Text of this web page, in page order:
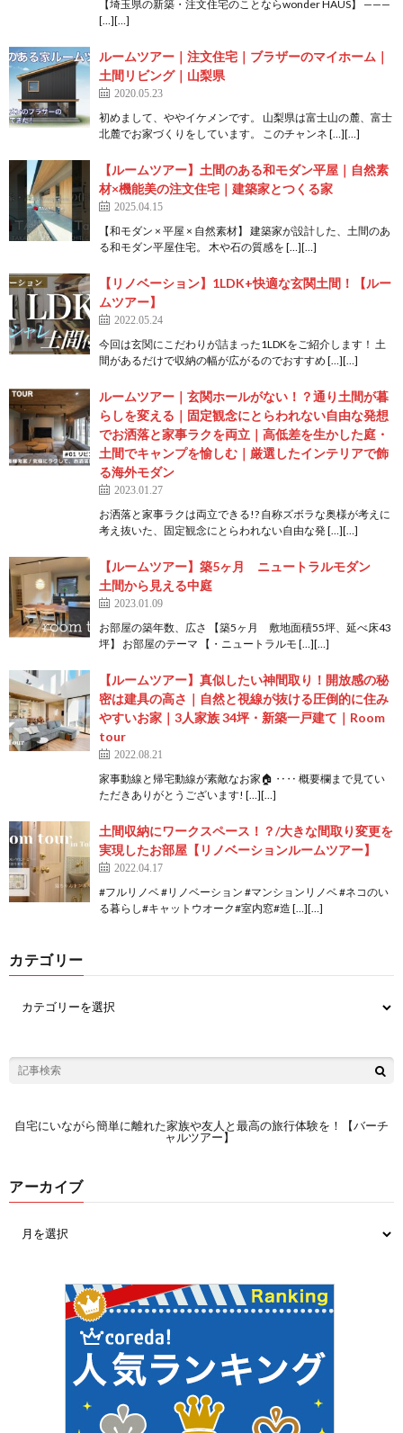
【埼玉県の新築・注文住宅のことならwonder HAUS】 ———
[…][…]
ルームツアー｜注文住宅｜ブラザーのマイホーム｜
土間リビング｜山梨県
2020.05.23
初めまして、ややイケメンです。 山梨県は富士山の麓、富士
北麓でお家づくりをしています。 このチャンネ […][…]
【ルームツアー】土間のある和モダン平屋｜自然素
材×機能美の注文住宅｜建築家とつくる家
2025.04.15
【和モダン × 平屋 × 自然素材】 建築家が設計した、土間のあ
る和モダン平屋住宅。 木や石の質感を […][…]
【リノベーション】1LDK+快適な玄関土間！【ルー
ムツアー】
2022.05.24
今回は玄関にこだわりが詰まった1LDKをご紹介します！ 土
間があるだけで収納の幅が広がるのでおすすめ […][…]
ルームツアー｜玄関ホールがない！？通り土間が暮
らしを変える｜固定観念にとらわれない自由な発想
でお洒落と家事ラクを両立｜高低差を生かした庭・
土間でキャンプを愉しむ｜厳選したインテリアで飾
る海外モダン
2023.01.27
お洒落と家事ラクは両立できる!? 自称ズボラな奥様が考えに
考え抜いた、固定観念にとらわれない自由な発 […][…]
【ルームツアー】築5ヶ月 ニュートラルモダン
土間から見える中庭
2023.01.09
お部屋の築年数、広さ 【築5ヶ月 敷地面積55坪、延べ床43
坪】 お部屋のテーマ 【・ニュートラルモ […][…]
【ルームツアー】真似したい神間取り！開放感の秘
密は建具の高さ｜自然と視線が抜ける圧倒的に住み
やすいお家｜3人家族 34坪・新築一戸建て｜Room
tour
2022.08.21
家事動線と帰宅動線が素敵なお家🏠 ‥‥ 概要欄まで見てい
ただきありがとうございます! […][…]
土間収納にワークスペース！？/大きな間取り変更を
実現したお部屋【リノベーションルームツアー】
2022.04.17
#フルリノベ #リノベーション #マンションリノベ #ネコのい
る暮らし#キャットウオーク#室内窓#造 […][…]
カテゴリー
自宅にいながら簡単に離れた家族や友人と最高の旅行体験を！【バーチ
ャルツアー】
アーカイブ